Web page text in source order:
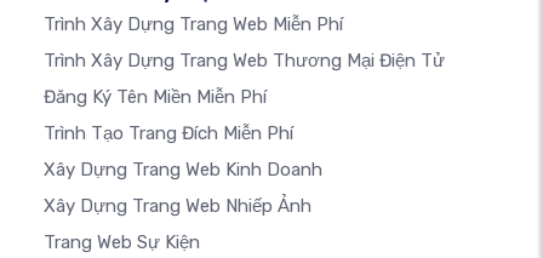
Trình Xây Dựng Trang Web Miễn Phí
Trình Xây Dựng Trang Web Thương Mại Điện Tử
Đăng Ký Tên Miền Miễn Phí
Trình Tạo Trang Đích Miễn Phí
Xây Dựng Trang Web Kinh Doanh
Xây Dựng Trang Web Nhiếp Ảnh
Trang Web Sự Kiện